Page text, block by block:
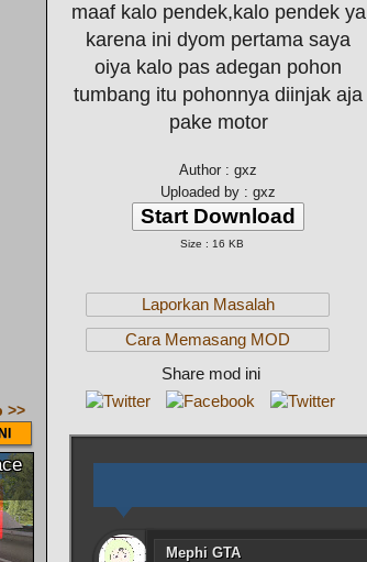
maaf kalo pendek,kalo pendek ya
karena ini dyom pertama saya
oiya kalo pas adegan pohon
tumbang itu pohonnya diinjak aja
pake motor
Author : gxz
Uploaded by : gxz
Start Download
Size : 16 KB
Laporkan Masalah
Cara Memasang MOD
Share mod ini
Mephi GTA
>>